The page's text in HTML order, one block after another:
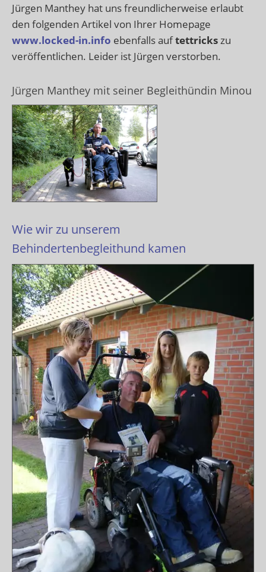
Jürgen Manthey hat uns freundlicherweise erlaubt
den folgenden Artikel von Ihrer Homepage
www.locked-in.info ebenfalls auftettrickszu
veröffentlichen. Leider ist Jürgen verstorben.
Jürgen Manthey mit seiner Begleithündin Minou
Wie wir zu unserem
Behindertenbegleithund kamen